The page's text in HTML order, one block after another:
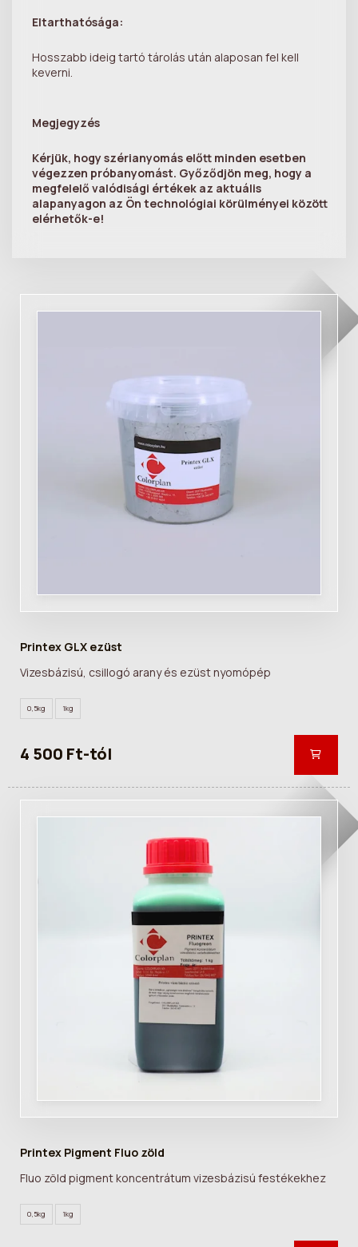
Eltarthatósága:
Hosszabb ideig tartó tárolás után alaposan fel kell
keverni.
Megjegyzés
Kérjük, hogy szérianyomás előtt minden esetben
végezzen próbanyomást. Győződjön meg, hogy a
megfelelő valódisági értékek az aktuális
alapanyagon az Ön technológiai körülményei között
elérhetők-e!
Printex GLX ezüst
Vizesbázisú, csillogó arany és ezüst nyomópép
0,5kg 1kg
4 500 Ft-tól
Printex Pigment Fluo zöld
Fluo zöld pigment koncentrátum vizesbázisú festékekhez
0,5kg 1kg